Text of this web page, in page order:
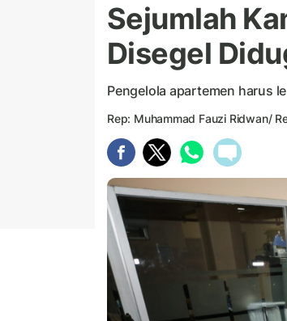
Sejumlah
Disegel
Pengelola apartemen harus
Rep: Muhammad Fauzi Ridwan/